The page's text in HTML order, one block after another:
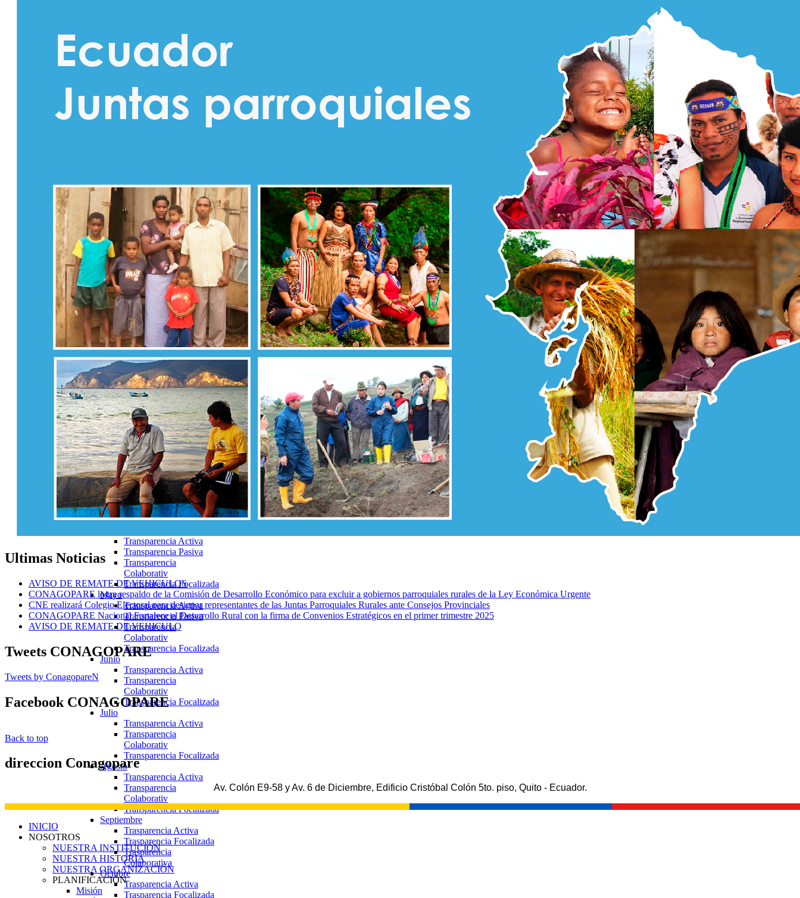
Transparencia Activa
Transparencia Focalizada
Transparencia
Transparencia Activa
Transparencia Focalizada
Transparencia
Colaborativ
Octubre
Transparencia Activa
Transparencia Focalizada
Transparencia
Colaborativ
Noviembre
Transparencia Activa
Transparencia Focalizada
Transparencia
Colaborativ
2024
Enero
Articulo 19
Transparencia Activa
Transparencia
Colaborativa
Transparencia Focalizada
Febrero
Articulo19
Transparencia Activa
Transparencia
Colaborativa
Transparencia Focalizada
Transparencia
Colaborativa
Marzo
Articulo19
Transparencia Activa
Transparencia
Colaborativa
Transparencia Focalizada
Transparencia Activa
Transparencia Pasiva
Transparencia
Colaborativ
Transparencia Focalizada
Mayo
Transparencia Activa
Transparencia Pasiva
Transparencia
Colaborativ
Transparencia Focalizada
Junio
Transparencia Activa
Transparencia
Colaborativ
Transparencia Focalizada
Julio
Transparencia Activa
Transparencia
Colaborativ
Transparencia Focalizada
Agosto
Transparencia Activa
Transparencia
Colaborativ
Transparencia Focalizada
Septiembre
Trasparencia Activa
Trasparencia Focalizada
Trasparencia
Colaborativa
Octubre
Trasparencia Activa
Trasparencia Focalizada
Ultimas Noticias
AVISO DE REMATE DE VEHICULOS
CONAGOPARE logra respaldo de la Comisión de Desarrollo Económico para excluir a gobiernos parroquiales rurales de la Ley Económica Urgente
CNE realizará Colegio Electoral para designar representantes de las Juntas Parroquiales Rurales ante Consejos Provinciales
CONAGOPARE Nacional Fortalece el Desarrollo Rural con la firma de Convenios Estratégicos en el primer trimestre 2025
AVISO DE REMATE DE VEHICULO
Tweets CONAGOPARE
Tweets by ConagopareN
Facebook CONAGOPARE
Back to top
direccion Conagopare
Av. Colón E9-58 y Av. 6 de Diciembre, Edificio Cristóbal Colón 5to. piso, Quito - Ecuador.
INICIO
NOSOTROS
NUESTRA INSTITUCIÓN
NUESTRA HISTORIA
NUESTRA ORGANIZACIÓN
PLANIFICACIÓN
Misión